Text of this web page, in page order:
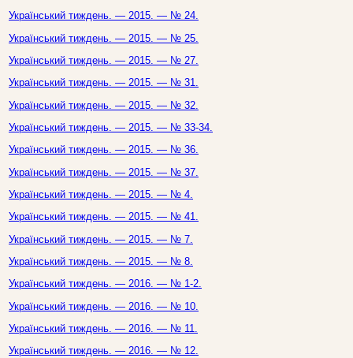
Український тиждень. — 2015. — № 24.
Український тиждень. — 2015. — № 25.
Український тиждень. — 2015. — № 27.
Український тиждень. — 2015. — № 31.
Український тиждень. — 2015. — № 32.
Український тиждень. — 2015. — № 33-34.
Український тиждень. — 2015. — № 36.
Український тиждень. — 2015. — № 37.
Український тиждень. — 2015. — № 4.
Український тиждень. — 2015. — № 41.
Український тиждень. — 2015. — № 7.
Український тиждень. — 2015. — № 8.
Український тиждень. — 2016. — № 1-2.
Український тиждень. — 2016. — № 10.
Український тиждень. — 2016. — № 11.
Український тиждень. — 2016. — № 12.